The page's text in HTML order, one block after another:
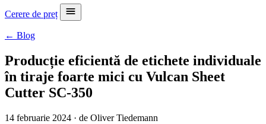
Cerere de preț
← Blog
Producție eficientă de etichete individuale
în tiraje foarte mici cu Vulcan Sheet
Cutter SC-350
14 februarie 2024 · de Oliver Tiedemann